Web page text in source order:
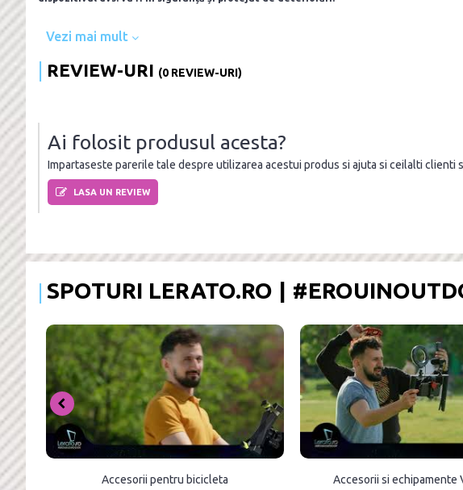
Vezi mai mult
REVIEW-URI (0 REVIEW-URI)
Ai folosit produsul acesta?
Impartaseste parerile tale despre utilizarea acestui produs si ajuta si ceilalti clienti
LASA UN REVIEW
SPOTURI LERATO.RO |
Accesorii pentru bicicleta Accesorii si echipamente